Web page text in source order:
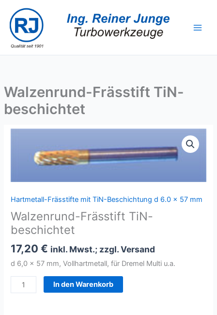
Inhalt
springen
Walzenrund-Frässtift TiN-
beschichtet
Hartmetall-Frässtifte mit TiN-Beschichtung d 6.0 x 57 mm
Walzenrund-Frässtift TiN-
beschichtet
17,20€ inkl. Mwst.; zzgl. Versand
d 6,0 x 57 mm, Vollhartmetall, für Dremel Multi u.a.
Walzenrund-
Frässtift
In den Warenkorb